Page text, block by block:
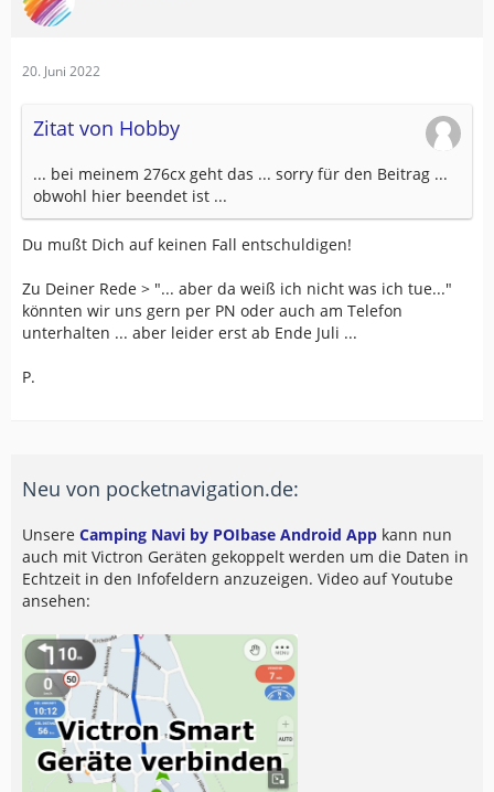
20. Juni 2022
Zitat von Hobby
... bei meinem 276cx geht das ... sorry für den Beitrag ...
obwohl hier beendet ist ...
Du mußt Dich auf keinen Fall entschuldigen!
Zu Deiner Rede > "... aber da weiß ich nicht was ich tue..."
könnten wir uns gern per PN oder auch am Telefon
unterhalten ... aber leider erst ab Ende Juli ...
P.
Neu von pocketnavigation.de:
Unsere Camping Navi by POIbase Android App kann nun
auch mit Victron Geräten gekoppelt werden um die Daten in
Echtzeit in den Infofeldern anzuzeigen. Video auf Youtube
ansehen: